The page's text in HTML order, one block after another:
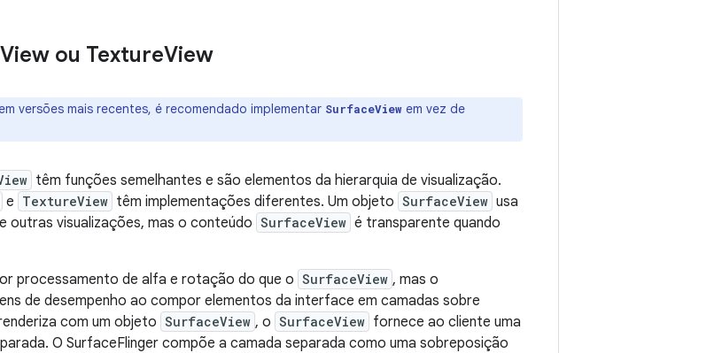
View ou TextureView
versões mais recentes, é recomendado implementar SurfaceView em vez de
têm funções semelhantes e são elementos da hierarquia de visualização.
e TextureView têm implementações diferentes. Um objeto SurfaceView usa
outras visualizações, mas o conteúdo SurfaceView é transparente quando
processamento de alfa e rotação do que o SurfaceView , mas o
de desempenho ao compor elementos da interface em camadas sobre
com um objeto SurfaceView , o SurfaceView fornece ao cliente uma
O SurfaceFlinger compõe a camada separada como uma sobreposição